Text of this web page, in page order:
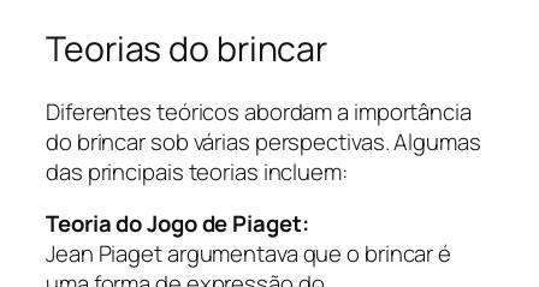
Teorias do brincar
Diferentes teóricos abordam a importância
do brincar sob várias perspectivas. Algumas
das principais teorias incluem:
Teoria do Jogo de Piaget:
Jean Piaget argumentava que o brincar é